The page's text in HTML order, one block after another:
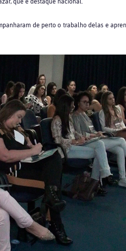
de perto o trabalho delas e